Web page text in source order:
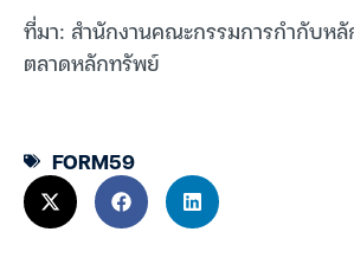
ที่มา: สำนักงานคณะกรรมการกำกับห
ตลาดหลักทรัพย์
FORM59